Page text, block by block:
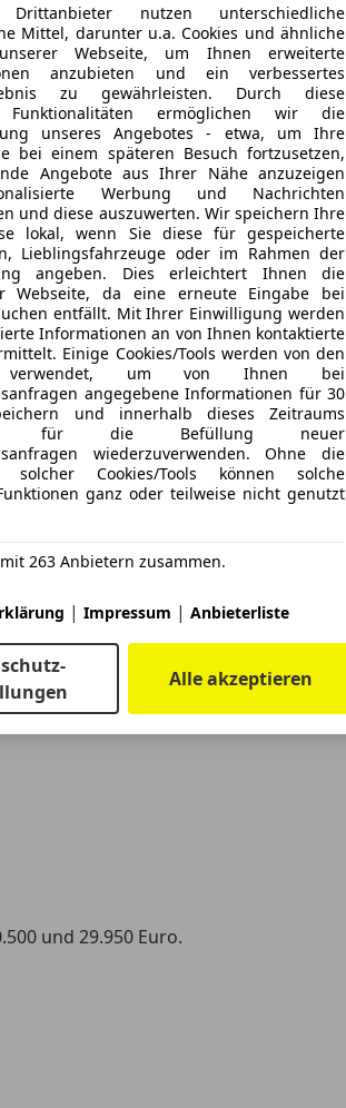
und 29.950 Euro.
nutzen unterschiedliche
Mittel, darunter u.a. Cookies und ähnliche
Webseite, um Ihnen erweiterte
anzubieten und ein verbessertes
zu gewährleisten. Durch diese
Funktionalitäten ermöglichen wir die
unseres Angebotes - etwa, um Ihre
bei einem späteren Besuch fortzusetzen,
Angebote aus Ihrer Nähe anzuzeigen
Werbung und Nachrichten
und diese auszuwerten. Wir speichern Ihre
lokal, wenn Sie diese für gespeicherte
Lieblingsfahrzeuge oder im Rahmen der
angeben. Dies erleichtert Ihnen die
Webseite, da eine erneute Eingabe bei
entfällt. Mit Ihrer Einwilligung werden
Informationen an von Ihnen kontaktierte
Einige Cookies/Tools werden von den
verwendet, um von Ihnen bei
angegebene Informationen für 30
und innerhalb dieses Zeitraums
für die Befüllung neuer
wiederzuverwenden. Ohne die
solcher Cookies/Tools können solche
ganz oder teilweise nicht genutzt
263 Anbietern zusammen.
| Impressum | Anbieterliste
Alle akzeptieren